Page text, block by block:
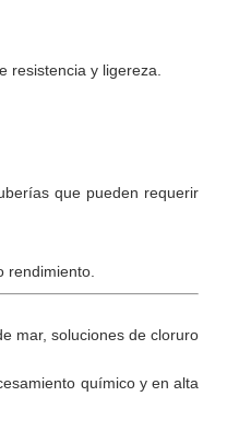
resistencia y ligereza.
que pueden requerir
rendimiento.
mar, soluciones de cloruro
químico y en alta